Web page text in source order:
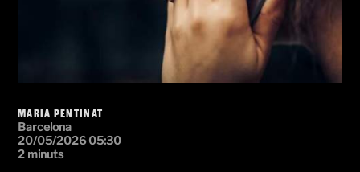
MARIA PENTINAT
Barcelona
20/05/2026 05:30
2 minuts